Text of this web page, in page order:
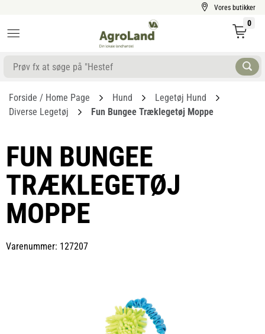
Vores butikker
0
Forside / Home Page Hund
Legetøj Hund
Diverse Legetøj
Fun Bungee Træklegetøj Moppe
FUN BUNGEE
TRÆKLEGETØJ
MOPPE
Varenummer: 127207